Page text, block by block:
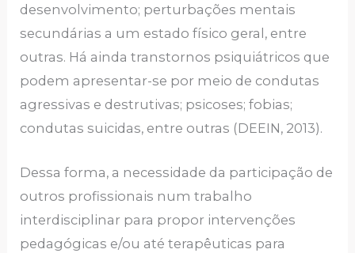
desenvolvimento; perturbações mentais
secundárias a um estado físico geral, entre
outras. Há ainda transtornos psiquiátricos que
podem apresentar-se por meio de condutas
agressivas e destrutivas; psicoses; fobias;
condutas suicidas, entre outras (DEEIN, 2013).
Dessa forma, a necessidade da participação de
outros profissionais num trabalho
interdisciplinar para propor intervenções
pedagógicas e/ou até terapêuticas para